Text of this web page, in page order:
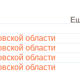
области
области
области
области